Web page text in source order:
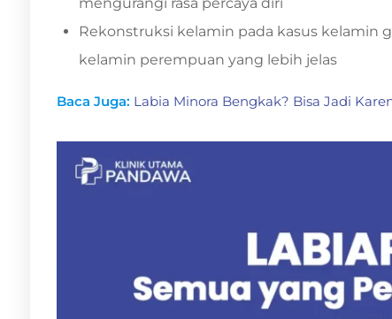
Rekonstruksi kelamin pada kasus
kelamin perempuan yang lebih jelas
Baca Juga: Labia Minora Bengkak? Bisa Jadi